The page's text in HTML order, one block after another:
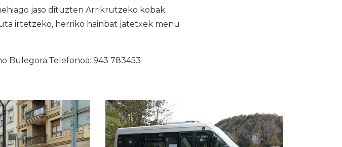
jaso dituzten Arrikrutzeko kobak.
irtetzeko, herriko hainbat jatetxek menu
Bulegora.Telefonoa: 943 783453